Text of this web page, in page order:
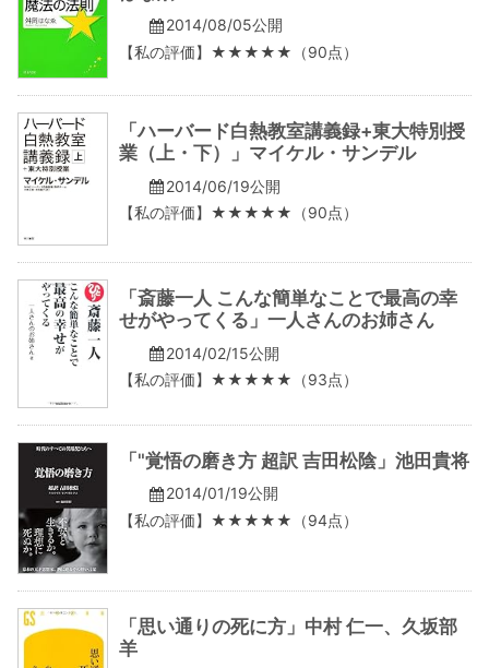
2014/08/05公開
【私の評価】★★★★★（90点）
「ハーバード白熱教室講義録+東大特別授
業（上・下）」マイケル・サンデル
2014/06/19公開
【私の評価】★★★★★（90点）
「斎藤一人 こんな簡単なことで最高の幸
せがやってくる」一人さんのお姉さん
2014/02/15公開
【私の評価】★★★★★（93点）
「"覚悟の磨き方 超訳 吉田松陰」池田貴将
2014/01/19公開
【私の評価】★★★★★（94点）
「思い通りの死に方」中村 仁一、久坂部
羊